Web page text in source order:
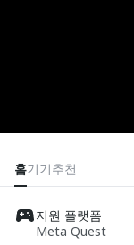
홈기기추천
지원 플랫폼
Meta Quest